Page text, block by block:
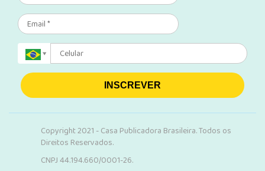
INSCREVER
Copyright 2021 - Casa Publicadora Brasileira. Todos os
Direitos Reservados.
CNPJ 44.194.660/0001-26.